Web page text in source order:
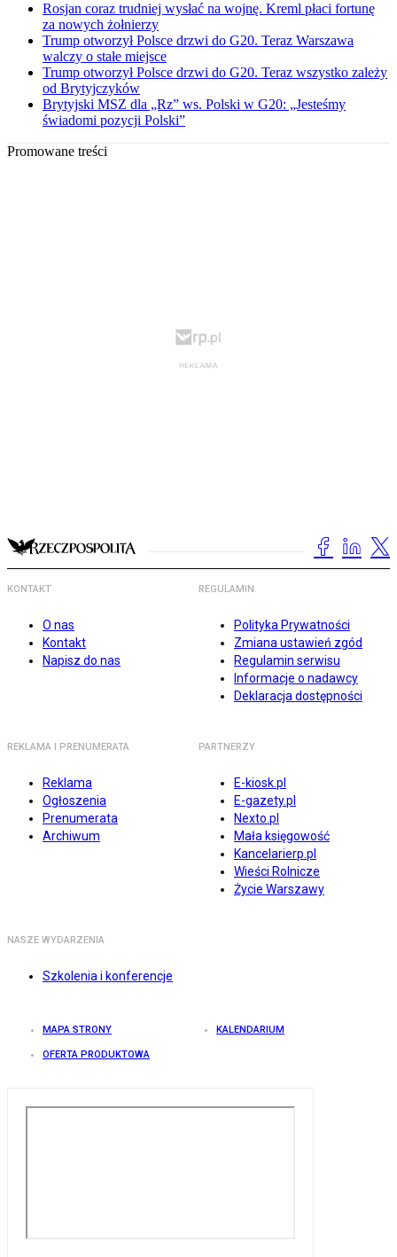
Rosjan coraz trudniej wysłać na wojnę. Kreml płaci fortunę
za nowych żołnierzy
Trump otworzył Polsce drzwi do G20. Teraz Warszawa
walczy o stałe miejsce
Trump otworzył Polsce drzwi do G20. Teraz wszystko zależy
od Brytyjczyków
Brytyjski MSZ dla „Rz” ws. Polski w G20: „Jesteśmy
świadomi pozycji Polski”
Promowane treści
KONTAKT
O nas
Kontakt
Napisz do nas
REGULAMIN
Polityka Prywatności
Zmiana ustawień zgód
Regulamin serwisu
Informacje o nadawcy
Deklaracja dostępności
REKLAMA I PRENUMERATA
Reklama
Ogłoszenia
Prenumerata
Archiwum
PARTNERZY
E-kiosk.pl
E-gazety.pl
Nexto.pl
Mała księgowość
Kancelarierp.pl
Wieści Rolnicze
Życie Warszawy
NASZE WYDARZENIA
Szkolenia i konferencje
MAPA STRONY KALENDARIUM
OFERTA PRODUKTOWA